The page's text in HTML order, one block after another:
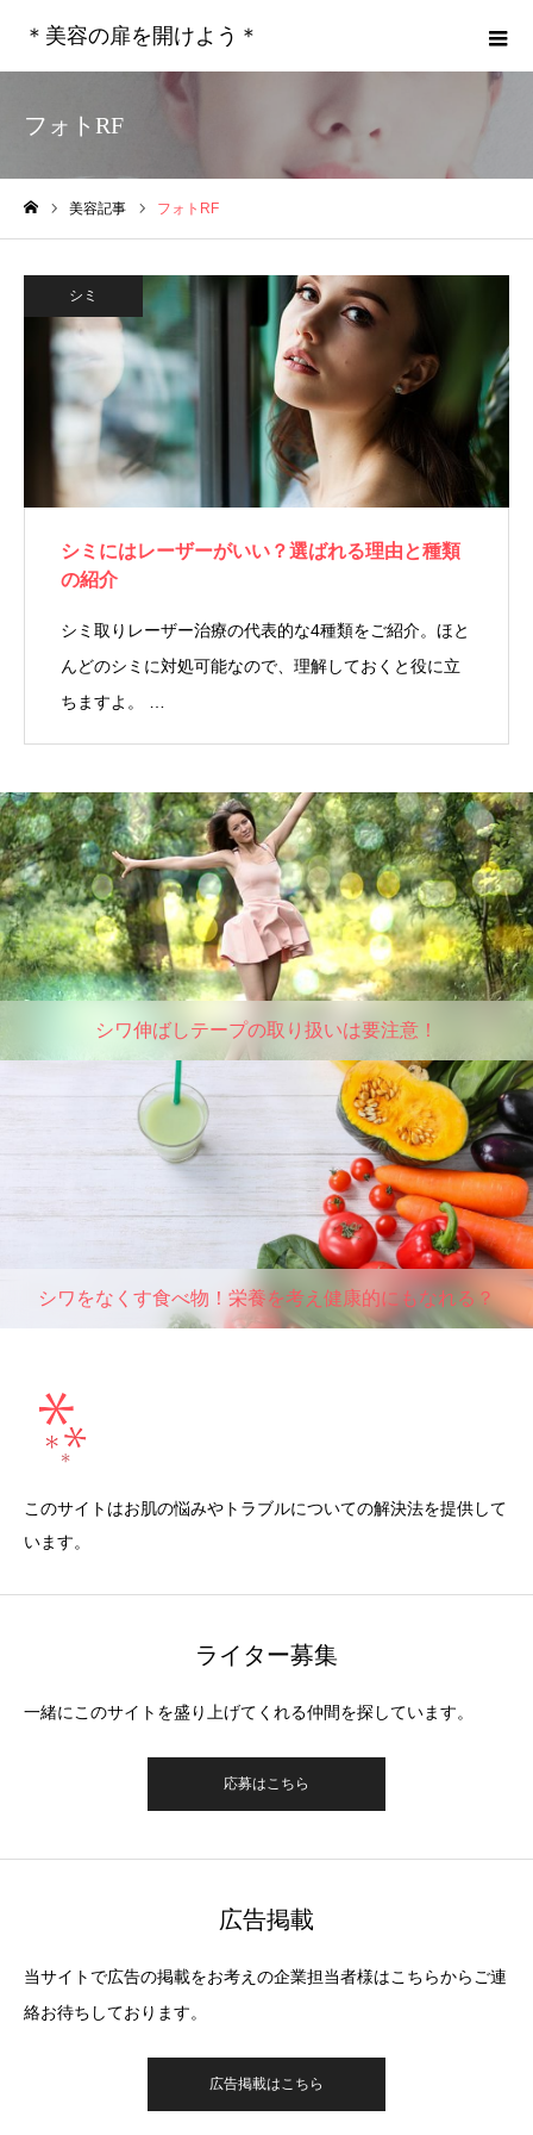
＊美容の扉を開けよう＊
フォトRF
美容記事 フォトRF
シミ
シミにはレーザーがいい？選ばれる理由と種類
の紹介
シミ取りレーザー治療の代表的な4種類をご紹介。ほと
んどのシミに対処可能なので、理解しておくと役に立
ちますよ。 …
シワ伸ばしテープの取り扱いは要注意！
シワをなくす食べ物！栄養を考え健康的にもなれる？
このサイトはお肌の悩みやトラブルについての解決法を提供して
います。
ライター募集
一緒にこのサイトを盛り上げてくれる仲間を探しています。
応募はこちら
広告掲載
当サイトで広告の掲載をお考えの企業担当者様はこちらからご連
絡お待ちしております。
広告掲載はこちら